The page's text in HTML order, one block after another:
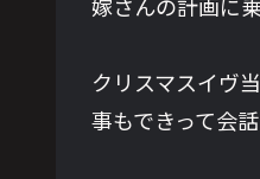
クリスマスイヴ
事もできって会